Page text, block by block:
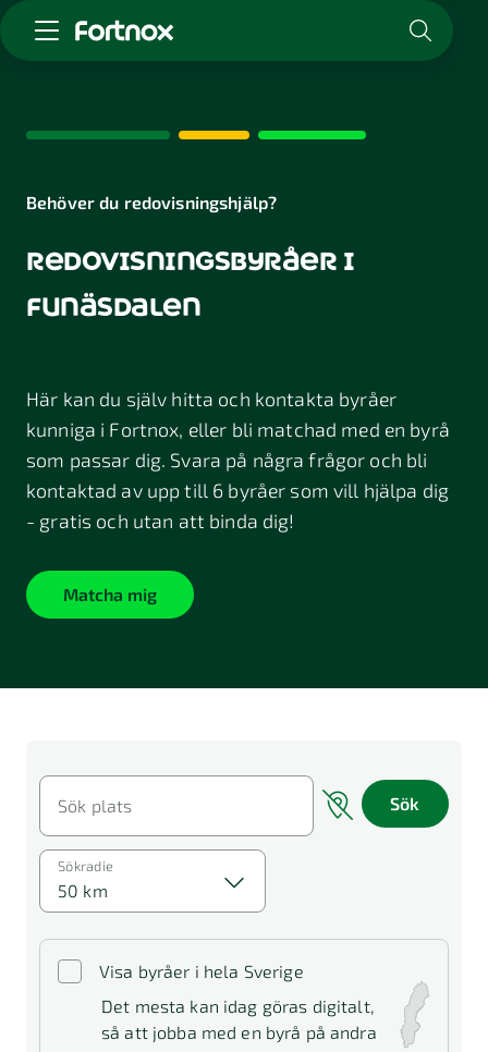
Skaffa Fortnox
Kunskap & inspiration
Logga in
Kontakt
Behöver du redovisningshjälp?
redovisningsbyråer i
funäsdalen
Här kan du själv hitta och kontakta byråer
kunniga i Fortnox, eller bli matchad med en byrå
som passar dig. Svara på några frågor och bli
kontaktad av upp till 6 byråer som vill hjälpa dig
- gratis och utan att binda dig!
Matcha mig
Sök plats Sök
Visa byråer i hela Sverige
Det mesta kan idag göras digitalt,
så att jobba med en byrå på andra
Sökradie
50 km